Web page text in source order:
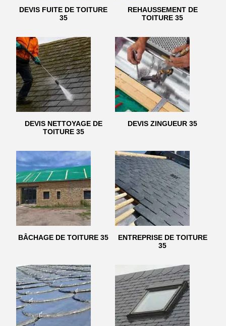
DEVIS FUITE DE TOITURE
35
REHAUSSEMENT DE
TOITURE 35
DEVIS NETTOYAGE DE
TOITURE 35
DEVIS ZINGUEUR 35
BÂCHAGE DE TOITURE 35
ENTREPRISE DE TOITURE
35